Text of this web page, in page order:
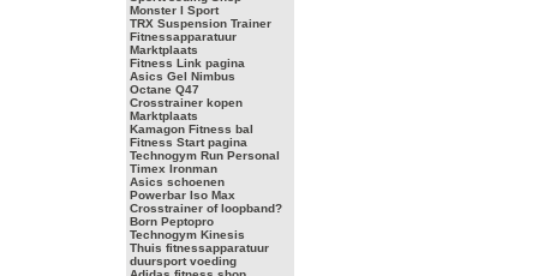
Monster I Sport
TRX Suspension Trainer
Fitnessapparatuur
Marktplaats
Fitness Link pagina
Asics Gel Nimbus
Octane Q47
Crosstrainer kopen
Marktplaats
Kamagon Fitness bal
Fitness Start pagina
Technogym Run Personal
Timex Ironman
Asics schoenen
Powerbar Iso Max
Crosstrainer of loopband?
Born Peptopro
Technogym Kinesis
Thuis fitnessapparatuur
duursport voeding